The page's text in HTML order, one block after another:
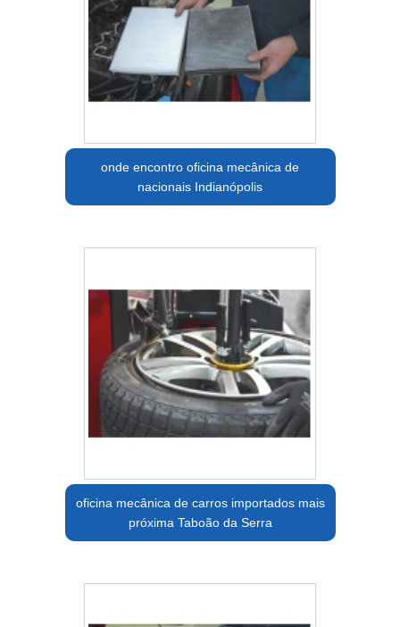
onde encontro oficina mecânica de
nacionais Indianópolis
oficina mecânica de carros importados mais
próxima Taboão da Serra